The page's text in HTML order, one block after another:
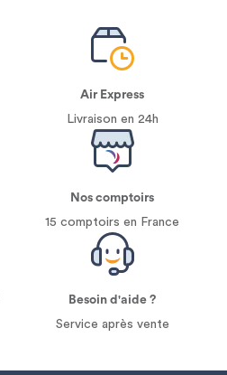
Air Express
Livraison en 24h
Nos comptoirs
15 comptoirs en France
Besoin d'aide ?
Service après vente